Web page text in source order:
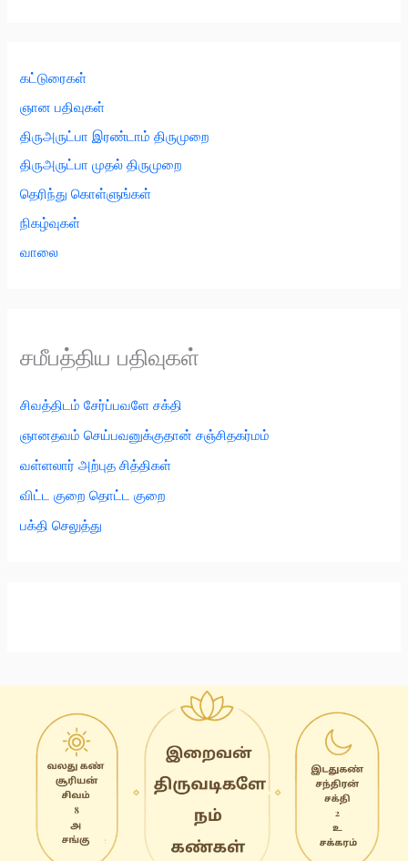
கட்டுரைகள்
ஞான பதிவுகள்
திருஅருட்பா இரண்டாம் திருமுறை
திருஅருட்பா முதல் திருமுறை
தெரிந்து கொள்ளுங்கள்
நிகழ்வுகள்
வாலை
சமீபத்திய பதிவுகள்
சிவத்திடம் சேர்ப்பவளே சக்தி
ஞானதவம் செய்பவனுக்குதான் சஞ்சிதகர்மம்
வள்ளலார் அற்புத சித்திகள்
விட்ட குறை தொட்ட குறை
பக்தி செலுத்து